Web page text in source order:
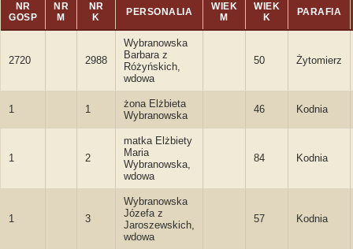
NR
GOSP
NR
M
NR
K
PERSONALIA
WIEK
M
WIEK
K
PARAFIA
2720 2988
Wybranowska
Barbara z
Różyńskich,
wdowa
50 Żytomierz
1 1
żona Elżbieta
Wybranowska
46 Kodnia
1 2
matka Elżbiety
Maria
Wybranowska,
wdowa
84 Kodnia
1 3
Wybranowska
Józefa z
Jaroszewskich,
wdowa
57 Kodnia